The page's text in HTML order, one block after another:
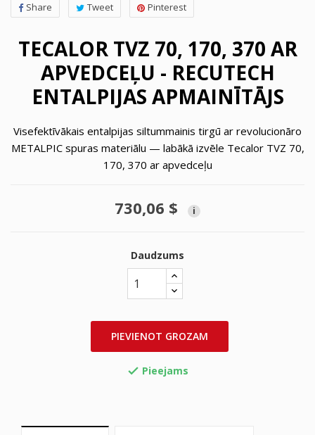
Share Tweet Pinterest
TECALOR TVZ 70, 170, 370 AR
APVEDCEĻU - RECUTECH
ENTALPIJAS APMAINĪTĀJS
Visefektīvākais entalpijas siltummainis tirgū ar revolucionāro
METALPIC spuras materiālu — labākā izvēle Tecalor TVZ 70,
170, 370 ar apvedceļu
730,06 $ i
Daudzums
PIEVIENOT GROZAM
 Pieejams